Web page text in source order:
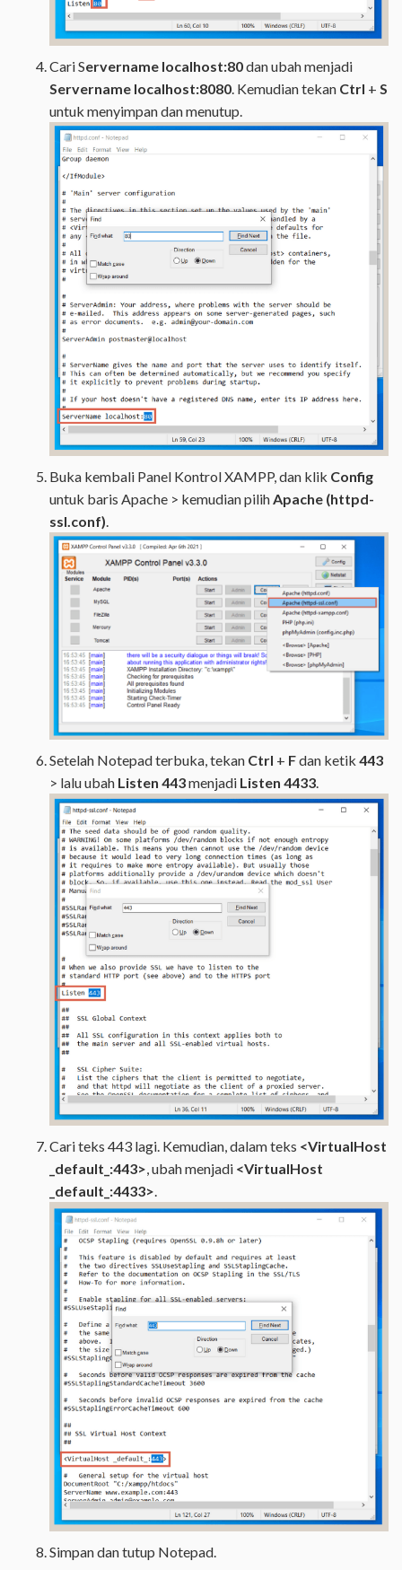
Cari Servername localhost:80dan ubah menjadi
Servername localhost:8080. Kemudian tekan Ctrl + S
untuk menyimpan dan menutup.
Buka kembali Panel Kontrol XAMPP, dan klik Config
untuk baris Apache > kemudian pilihApache (httpd-
ssl.conf).
Setelah Notepad terbuka, tekan Ctrl + Fdan ketik 443
> lalu ubah Listen 443menjadi Listen 4433.
Cari teks 443 lagi. Kemudian, dalam teks <VirtualHost
_default_:443>, ubah menjadi <VirtualHost
_default_:4433>.
Simpan dan tutup Notepad.